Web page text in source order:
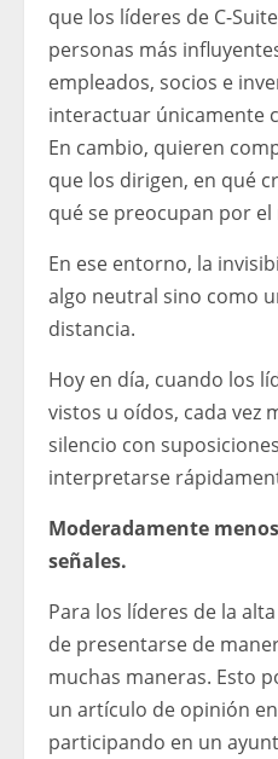
que los líderes de C-
personas más
empleados, socios e
interactuar únicamente
En cambio, quieren
que los dirigen, en qué
qué se preocupan por
En ese entorno, la
algo neutral sino como
distancia.
Hoy en día, cuando los
vistos u oídos, cada vez
silencio con
interpretarse
Moderadamente
señales.
Para los líderes de la
de presentarse de
muchas maneras. Esto
un artículo de opinión
participando en un